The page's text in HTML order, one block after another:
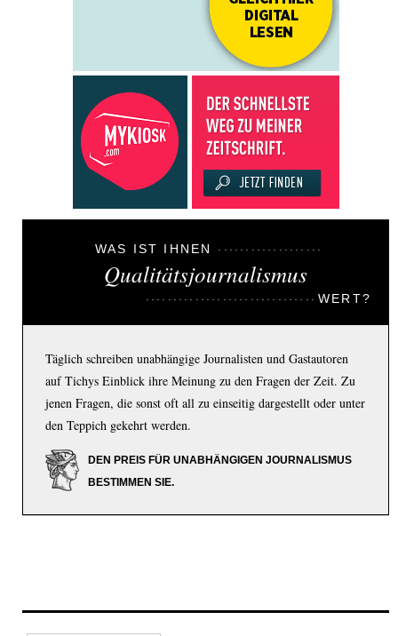
WAS IST IHNEN
Qualitätsjournalismus
WERT?
Täglich schreiben unabhängige Journalisten und Gastautoren
auf Tichys Einblick ihre Meinung zu den Fragen der Zeit. Zu
jenen Fragen, die sonst oft all zu einseitig dargestellt oder unter
den Teppich gekehrt werden.
DEN PREIS FÜR UNABHÄNGIGEN JOURNALISMUS
BESTIMMEN SIE.